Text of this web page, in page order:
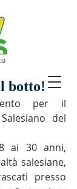
botto!
per il
del
ai 30 anni,
salesiane,
presso